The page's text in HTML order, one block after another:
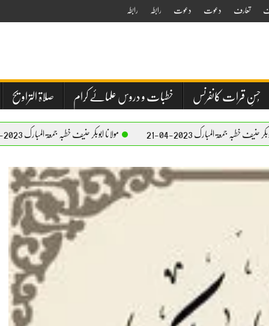
تعارف دعوت دعوت رابطہ رابطہ
حُسنِ قرات کانفرنس خطبات و دروس علمائے کرام صلاۃ التراویح
2023-04-21 مولانا ابوبکر حنیف خطبہ جمعۃ المبارک 2023-04-21